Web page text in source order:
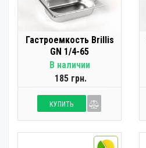
Гастроемкость Brillis
GN 1/4-65
В наличии
185 грн.
КУПИТЬ